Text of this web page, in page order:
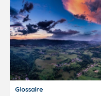
Glossaire